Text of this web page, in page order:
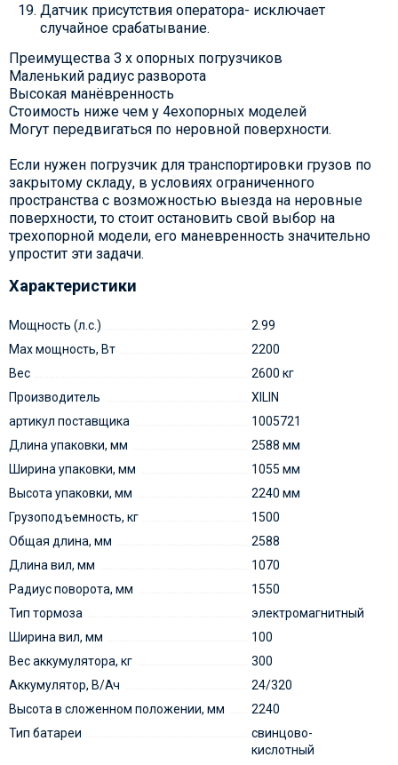
Датчик присутствия оператора- исключает
случайное срабатывание.
Преимущества 3 х опорных погрузчиков
Маленький радиус разворота
Высокая манёвренность
Стоимость ниже чем у 4ехопорных моделей
Могут передвигаться по неровной поверхности.
Если нужен погрузчик для транспортировки грузов по
закрытому складу, в условиях ограниченного
пространства с возможностью выезда на неровные
поверхности, то стоит остановить свой выбор на
трехопорной модели, его маневренность значительно
упростит эти задачи.
Характеристики
Мощность (л.с.)
2.99
Max мощность, Вт
2200
Вес
2600 кг
Производитель
XILIN
артикул поставщика
1005721
Длина упаковки, мм
2588 мм
Ширина упаковки, мм
1055 мм
Высота упаковки, мм
2240 мм
Грузоподъемность, кг
1500
Общая длина, мм
2588
Длина вил, мм
1070
Радиус поворота, мм
1550
Тип тормоза
электромагнитный
Ширина вил, мм
100
Вес аккумулятора, кг
300
Аккумулятор, В/Ач
24/320
Высота в сложенном положении, мм
2240
Тип батареи
cвинцово-
кислотный